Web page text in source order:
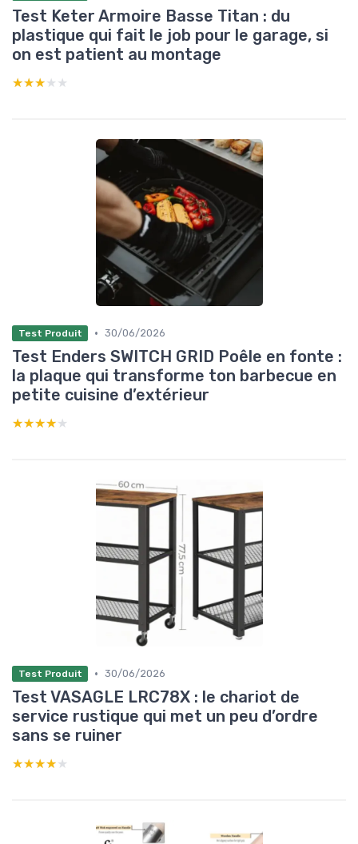
Test Keter Armoire Basse Titan : du
plastique qui fait le job pour le garage, si
on est patient au montage
★★★★★
★★★★★
Test Produit • 30/06/2026
Test Enders SWITCH GRID Poêle en fonte :
la plaque qui transforme ton barbecue en
petite cuisine d’extérieur
★★★★★
★★★★★
Test Produit • 30/06/2026
Test VASAGLE LRC78X : le chariot de
service rustique qui met un peu d’ordre
sans se ruiner
★★★★★
★★★★★